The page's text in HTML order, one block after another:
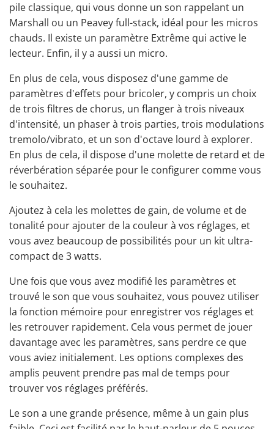
pile classique, qui vous donne un son rappelant un
Marshall ou un Peavey full-stack, idéal pour les micros
chauds. Il existe un paramètre Extrême qui active le
lecteur. Enfin, il y a aussi un micro.
En plus de cela, vous disposez d'une gamme de
paramètres d'effets pour bricoler, y compris un choix
de trois filtres de chorus, un flanger à trois niveaux
d'intensité, un phaser à trois parties, trois modulations
tremolo/vibrato, et un son d'octave lourd à explorer.
En plus de cela, il dispose d'une molette de retard et de
réverbération séparée pour le configurer comme vous
le souhaitez.
Ajoutez à cela les molettes de gain, de volume et de
tonalité pour ajouter de la couleur à vos réglages, et
vous avez beaucoup de possibilités pour un kit ultra-
compact de 3 watts.
Une fois que vous avez modifié les paramètres et
trouvé le son que vous souhaitez, vous pouvez utiliser
la fonction mémoire pour enregistrer vos réglages et
les retrouver rapidement. Cela vous permet de jouer
davantage avec les paramètres, sans perdre ce que
vous aviez initialement. Les options complexes des
amplis peuvent prendre pas mal de temps pour
trouver vos réglages préférés.
Le son a une grande présence, même à un gain plus